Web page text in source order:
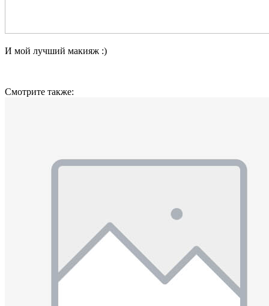
И мой лучший макияж :)
Смотрите также: